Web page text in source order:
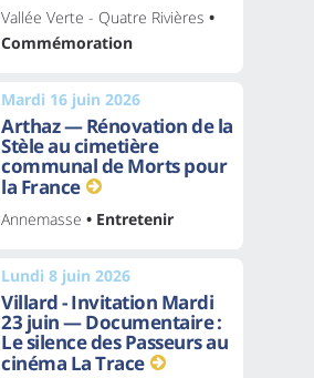
Vallée Verte - Quatre Rivières •
Commémoration
Mardi 16 juin 2026
Arthaz — Rénovation de la
Stèle au cimetière
communal de Morts pour
la France
Annemasse • Entretenir
Lundi 8 juin 2026
Villard - Invitation Mardi
23 juin — Documentaire :
Le silence des Passeurs au
cinéma La Trace